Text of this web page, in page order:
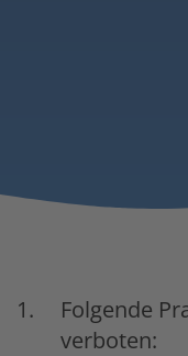
Folgende
verboten: